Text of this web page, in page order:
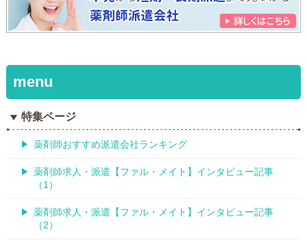
特集ページ
薬剤師おすすめ派遣会社ランキング
薬剤師求人・派遣【ファル・メイト】インタビュー記事
（1）
薬剤師求人・派遣【ファル・メイト】インタビュー記事
（2）